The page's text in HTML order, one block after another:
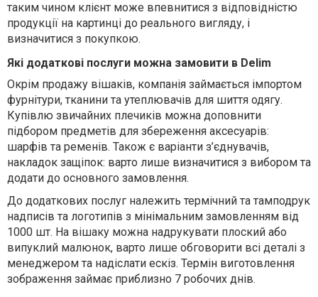
таким чином клієнт може впевнитися з відповідністю
продукції на картинці до реального вигляду, і
визначитися з покупкою.
Які додаткові послуги можна замовити в Delim
Окрім продажу вішаків, компанія займається імпортом
фурнітури, тканини та утеплювачів для шиття одягу.
Купівлю звичайних плечиків можна доповнити
підбором предметів для збереження аксесуарів:
шарфів та ременів. Також є варіанти з’єднувачів,
накладок защіпок: варто лише визначитися з вибором та
додати до основного замовлення.
До додаткових послуг належить термічний та тамподрук
надписів та логотипів з мінімальним замовленням від
1000 шт. На вішаку можна надрукувати плоский або
випуклий малюнок, варто лише обговорити всі деталі з
менеджером та надіслати ескіз. Термін виготовлення
зображення займає приблизно 7 робочих днів.